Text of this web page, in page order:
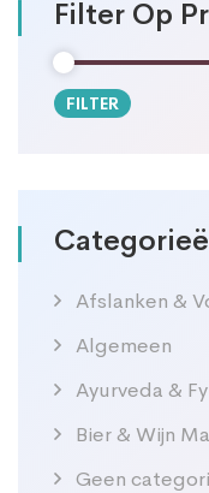
Filter Op
Min.
Max.
FILTER
Afslanken &
Algemeen
Ayurveda &
Bier & Wijn
Geen